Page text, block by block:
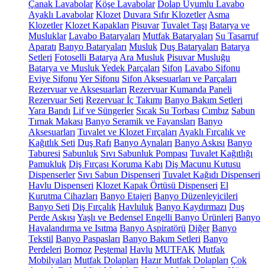
Çanak Lavabolar Köşe Lavabolar Dolap Uyumlu Lavabo
Ayaklı Lavabolar Klozet Duvara Sıfır Klozetler Asma
Klozetler Klozet Kapakları Pisuvar Tuvalet Taşı Batarya ve
Musluklar Lavabo Bataryaları Mutfak Bataryaları Su Tasarruf
Aparatı Banyo Bataryaları Musluk Duş Bataryaları Batarya
Setleri Fotoselli Batarya Ara Musluk Pisuvar Musluğu
Batarya ve Musluk Yedek Parçaları Sifon Lavabo Sifonu
Eviye Sifonu Yer Sifonu Sifon Aksesuarları ve Parçaları
Rezervuar ve Aksesuarları Rezervuar Kumanda Paneli
Rezervuar Seti Rezervuar İç Takımı Banyo Bakım Setleri
Yara Bandı Lif ve Süngerler Sıcak Su Torbası Cımbız Sabun
Tırnak Makası Banyo Seramik ve Fayansları Banyo
Aksesuarları Tuvalet ve Klozet Fırçaları Ayaklı Fırçalık ve
Kağıtlık Seti Duş Rafı Banyo Aynaları Banyo Askısı Banyo
Taburesi Sabunluk Sıvı Sabunluk Pompası Tuvalet Kağıtlığı
Pamukluk Diş Fırçası Koruma Kabı Diş Macunu Kutusu
Dispenserler Sıvı Sabun Dispenseri Tuvalet Kağıdı Dispenseri
Havlu Dispenseri Klozet Kapak Örtüsü Dispenseri El
Kurutma Cihazları Banyo Etajeri Banyo Düzenleyicileri
Banyo Seti Diş Fırçalık Havluluk Banyo Kaydırmazı Duş
Perde Askısı Yaşlı ve Bedensel Engelli Banyo Ürünleri Banyo
Havalandırma ve Isıtma Banyo Aspiratörü Diğer Banyo
Tekstil Banyo Paspasları Banyo Bakım Setleri Banyo
Perdeleri Bornoz Peştemal Havlu MUTFAK Mutfak
Mobilyaları Mutfak Dolapları Hazır Mutfak Dolapları Çok